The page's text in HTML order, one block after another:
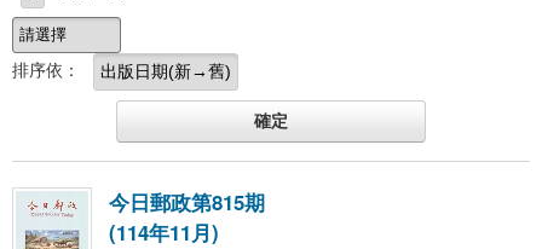
排序依：
今日郵政第815期
(114年11月)